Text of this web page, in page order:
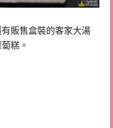
販售盒裝的客家大湯
糕。